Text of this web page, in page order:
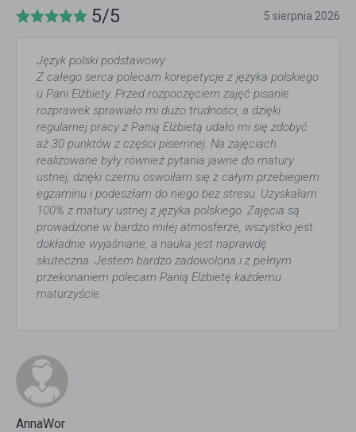
5/5 5 sierpnia 2026
Język polski podstawowy
Z całego serca polecam korepetycje z języka polskiego
u Pani Elżbiety. Przed rozpoczęciem zajęć pisanie
rozprawek sprawiało mi dużo trudności, a dzięki
regularnej pracy z Panią Elżbietą udało mi się zdobyć
aż 30 punktów z części pisemnej. Na zajęciach
realizowane były również pytania jawne do matury
ustnej, dzięki czemu oswoiłam się z całym przebiegiem
egzaminu i podeszłam do niego bez stresu. Uzyskałam
100% z matury ustnej z języka polskiego. Zajęcia są
prowadzone w bardzo miłej atmosferze, wszystko jest
dokładnie wyjaśniane, a nauka jest naprawdę
skuteczna. Jestem bardzo zadowolona i z pełnym
przekonaniem polecam Panią Elżbietę każdemu
maturzyście.
AnnaWor